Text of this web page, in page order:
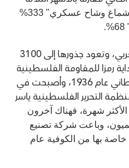
كما زاد البحث عن "شماغ وشاح عسكري" 333%
وتشيع الكوفية في أنحاء العالم العربي، وتعود جذورها إلى 3100
رمزا للمقاومة الفلسطينية
خلال الثورة العربية على الحكم البريطاني عام 1936، وأصبحت في
التحرير الفلسطينية ياسر
الأكثر شهرة، فهناك آخرون
وباعت شركة تصنيع
بها من الكوفية عام